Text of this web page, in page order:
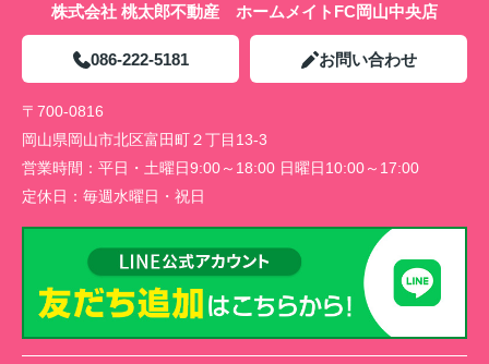
株式会社 桃太郎不動産 ホームメイトFC岡山中央店
086-222-5181 お問い合わせ
〒700-0816
岡山県岡山市北区富田町２丁目13-3
営業時間： 平日・土曜日9:00～18:00 日曜日10:00～17:00
定休日： 毎週水曜日・祝日